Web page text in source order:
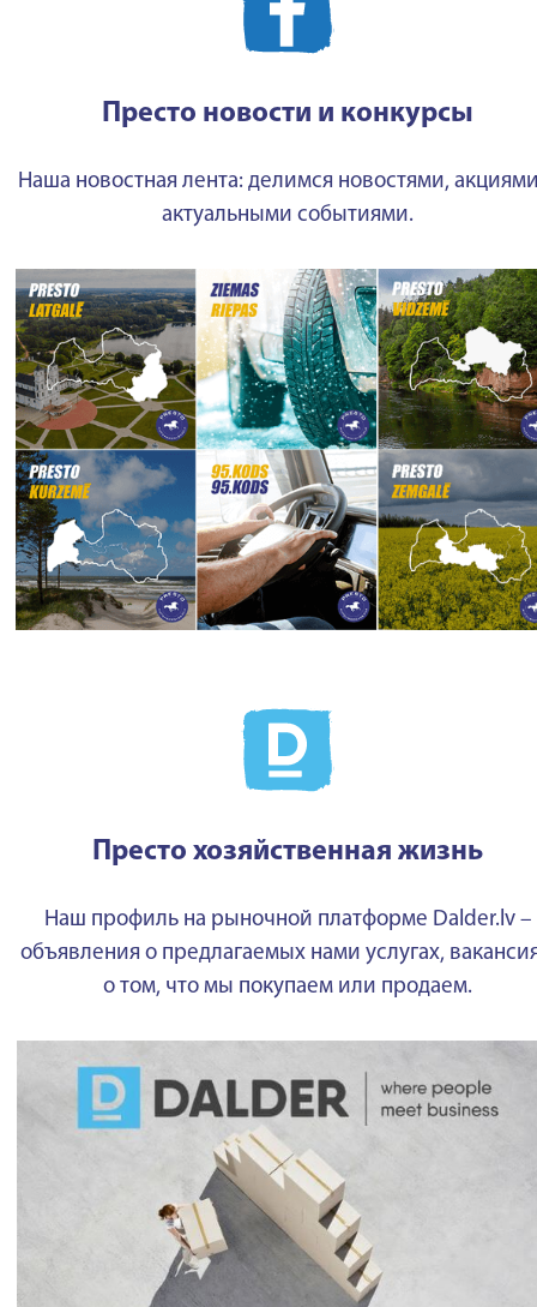
Престо новости и конкурсы
Наша новостная лента: делимся новостями,
актуальными событиями.
Престо хозяйственная жизнь
Наш профиль на рыночной платформе Dalder.lv –
объявления о предлагаемых нами услугах,
о том, что мы покупаем или продаем.